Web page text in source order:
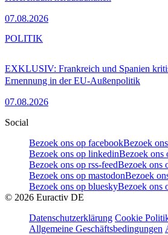
07.08.2026
EXKLUSIV: Frankreich und Spanien
Ernennung in der EU-Außenpolitik
07.08.2026
POLITIK
Social
Bezoek ons op facebookBezoek
Bezoek ons op linkedinBezoek ons
Bezoek ons op rss-feedBezoek ons
Bezoek ons op mastodonBezoek
Bezoek ons op blueskyBezoek ons
© 2026 Euractiv DE
Datenschutzerklärung Cookie
Allgemeine Geschäftsbedingungen